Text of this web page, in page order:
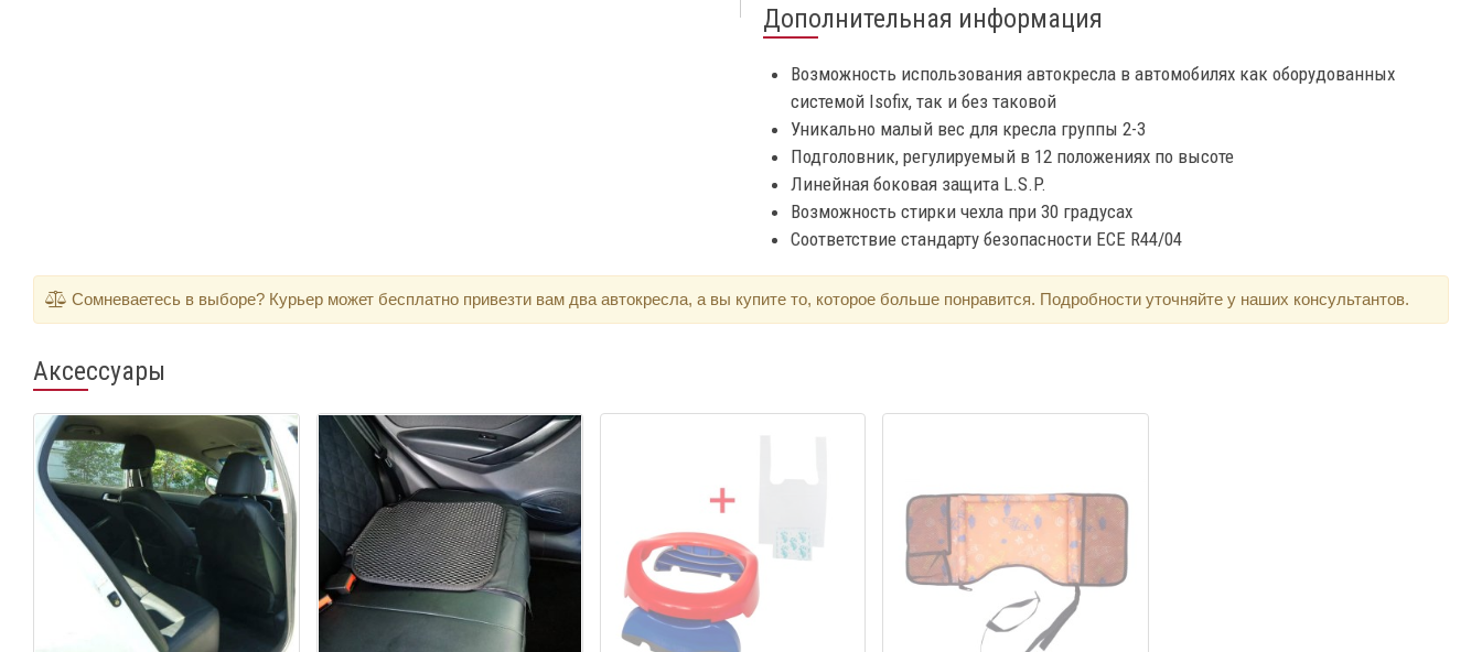
Дополнительная информация
Возможность использования автокресла в автомобилях как оборудованных
системой Isofix, так и без таковой
Уникально малый вес для кресла группы 2-3
Подголовник, регулируемый в 12 положениях по высоте
Линейная боковая защита L.S.P.
Возможность стирки чехла при 30 градусах
Соответствие стандарту безопасности ECE R44/04
Сомневаетесь в выборе? Курьер может бесплатно привезти вам два автокресла, а вы купите то, которое больше понравится. Подробности уточняйте у наших консультантов.
Аксессуары